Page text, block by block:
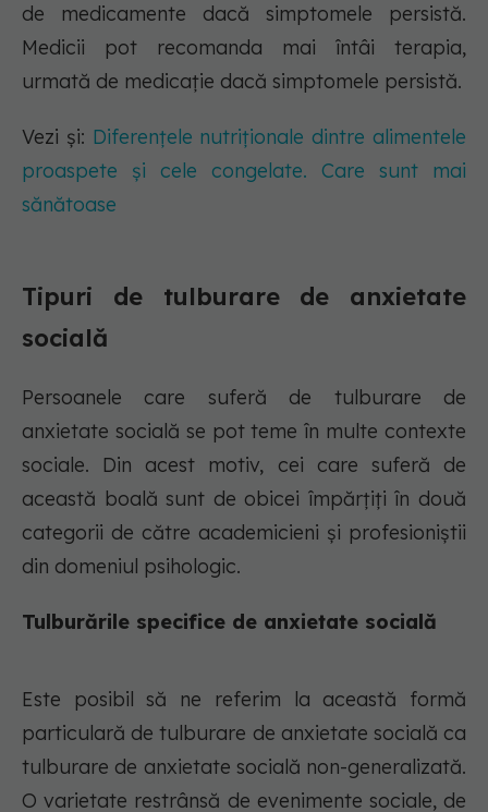
de medicamente dacă simptomele persistă.
Medicii pot recomanda mai întâi terapia,
urmată de medicație dacă simptomele persistă.
Vezi și: Diferențele nutriționale dintre alimentele
proaspete și cele congelate. Care sunt mai
sănătoase
Tipuri de tulburare de anxietate
socială
Persoanele care suferă de tulburare de
anxietate socială se pot teme în multe contexte
sociale. Din acest motiv, cei care suferă de
această boală sunt de obicei împărțiți în două
categorii de către academicieni și profesioniștii
din domeniul psihologic.
Tulburările specifice de anxietate socială
Este posibil să ne referim la această formă
particulară de tulburare de anxietate socială ca
tulburare de anxietate socială non-generalizată.
O varietate restrânsă de evenimente sociale, de